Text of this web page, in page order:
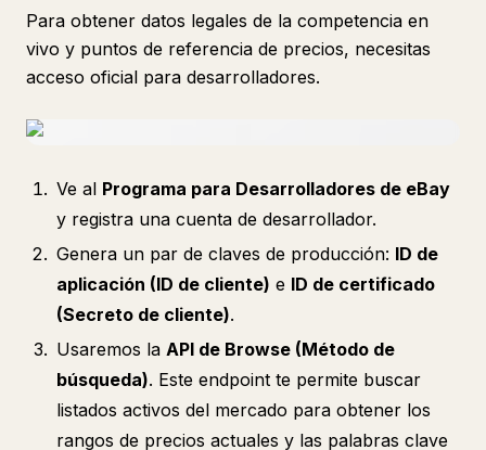
Para obtener datos legales de la competencia en
vivo y puntos de referencia de precios, necesitas
acceso oficial para desarrolladores.
Ve al Programa para Desarrolladores de eBay
y registra una cuenta de desarrollador.
Genera un par de claves de producción: ID de
aplicación (ID de cliente) e ID de certificado
(Secreto de cliente).
Usaremos la API de Browse (Método de
búsqueda). Este endpoint te permite buscar
listados activos del mercado para obtener los
rangos de precios actuales y las palabras clave